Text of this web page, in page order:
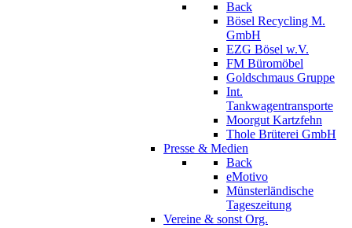
Back
Bösel Recycling M.
GmbH
EZG Bösel w.V.
FM Büromöbel
Goldschmaus Gruppe
Int.
Tankwagentransporte
Moorgut Kartzfehn
Thole Brüterei GmbH
Presse & Medien
Back
eMotivo
Münsterländische
Tageszeitung
Vereine & sonst Org.